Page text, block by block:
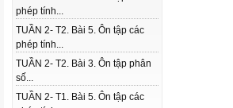
phép tính...
TUẦN 2- T2. Bài 5. Ôn tập các
phép tính...
TUẦN 2- T2. Bài 3. Ôn tập phân
số...
TUẦN 2- T1. Bài 5. Ôn tập các